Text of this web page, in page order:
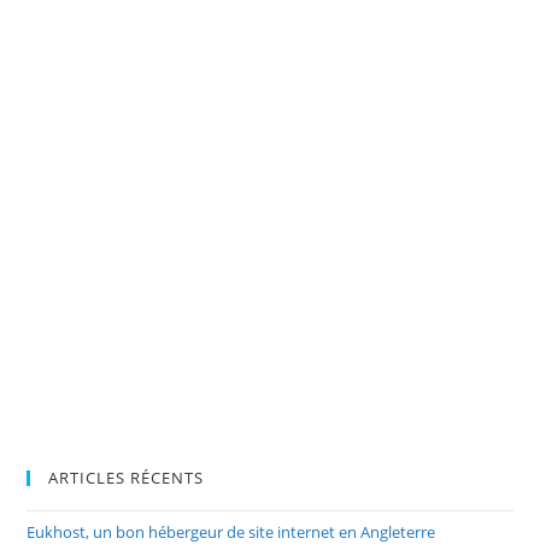
ARTICLES RÉCENTS
Eukhost, un bon hébergeur de site internet en Angleterre